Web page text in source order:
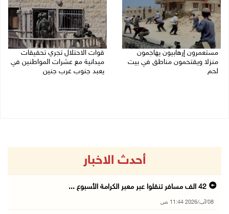
مستعمرون إرهابيون يهاجمون
منزلا ويقتحمون مناطق في بيت
لحم
قوات الاحتلال تجري تحقيقات
ميدانية مع عشرات المواطنين في
يعبد جنوب غرب جنين
أحدث الاخبار
42 الف مسافر تنقلوا عبر معبر الكرامة الأسبوع ...
08/آب/2026 11:44 ص